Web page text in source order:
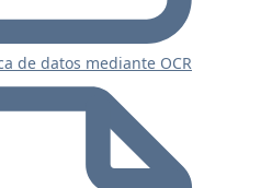
de datos mediante OCR